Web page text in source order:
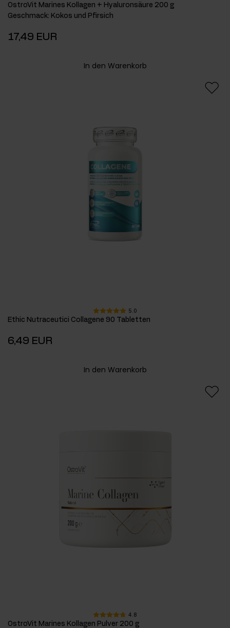
OstroVit Marines Kollagen + Hyaluronsäure 200 g
Geschmack: Kokos und Pfirsich
17,49 EUR
In den Warenkorb
5.0
Ethic Nutraceutici Collagene 90 Tabletten
6,49 EUR
In den Warenkorb
4.8
OstroVit Marines Kollagen Pulver 200 g